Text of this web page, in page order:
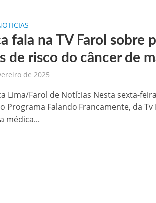
fala na TV Farol sobre
de risco do câncer de
de 2025
Lima/Farol de Notícias Nesta sexta-
Programa Falando Francamente, da
médica...